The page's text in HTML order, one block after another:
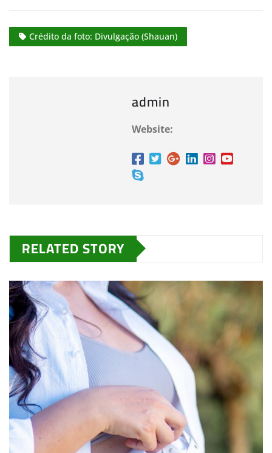
Crédito da foto: Divulgação (Shauan)
admin
Website:
RELATED STORY